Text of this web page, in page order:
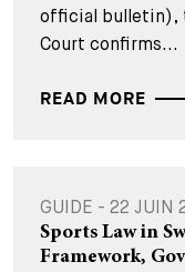
official bulletin),
Court confirms...
READ MORE
GUIDE - 22 JUIN
Sports Law in
Framework,